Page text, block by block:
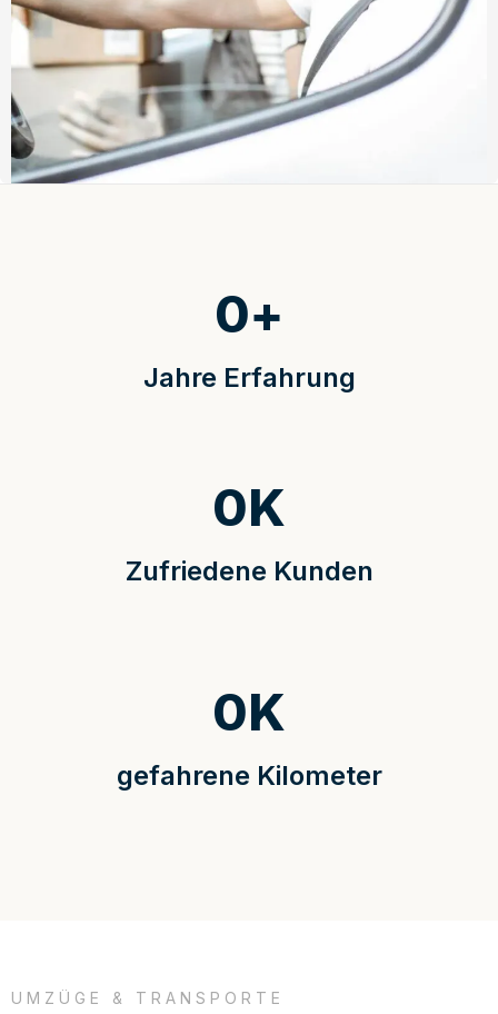
Jahre Erfahrung
0+
Zufriedene Kunden
0K
gefahrene Kilometer
0K
UMZÜGE & TRANSPORTE